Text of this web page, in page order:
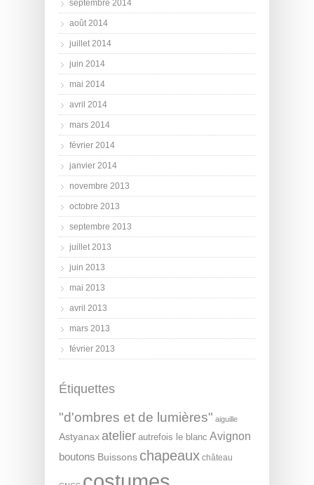
septembre 2014
août 2014
juillet 2014
juin 2014
mai 2014
avril 2014
mars 2014
février 2014
janvier 2014
novembre 2013
octobre 2013
septembre 2013
juillet 2013
juin 2013
mai 2013
avril 2013
mars 2013
février 2013
Étiquettes
"d'ombres et de lumières" aiguille
Astyanax atelier autrefois le blanc Avignon
boutons Buissons chapeaux château